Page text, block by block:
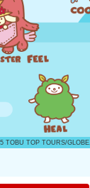
TOBU TOP TOURS/GLOBE.